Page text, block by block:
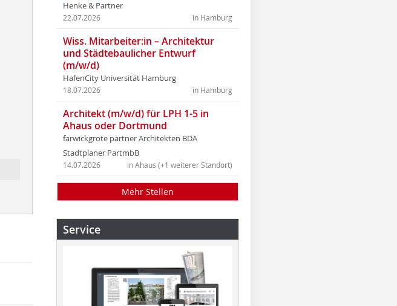
Henke & Partner
in Hamburg
22.07.2026
Wiss. Mitarbeiter:in – Architektur
und Städtebaulicher Entwurf
(m/w/d)
HafenCity Universität Hamburg
in Hamburg
18.07.2026
Architekt (m/w/d) für LPH 1-5 in
Ahaus oder Dortmund
farwickgrote partner Architekten BDA
Stadtplaner PartmbB
in Ahaus (+1 weiterer Standort)
14.07.2026
Mehr Stellen
Service